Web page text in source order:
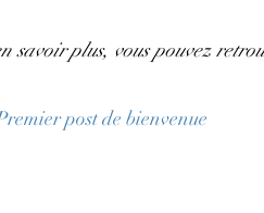
savoir plus, vous pouvez
post de bienvenue